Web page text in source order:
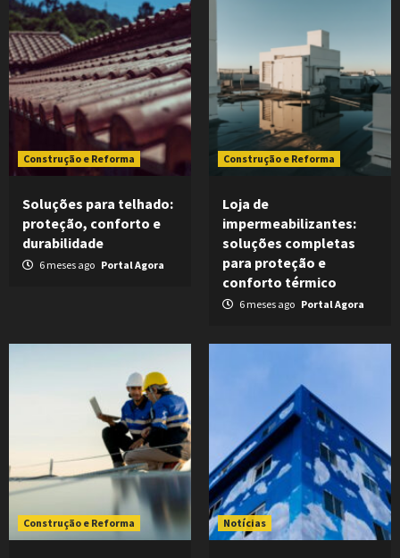
Construção e Reforma
Soluções para telhado:
proteção, conforto e
durabilidade
6 meses ago Portal Agora
Construção e Reforma
Loja de
impermeabilizantes:
soluções completas
para proteção e
conforto térmico
6 meses ago Portal Agora
Construção e Reforma Notícias